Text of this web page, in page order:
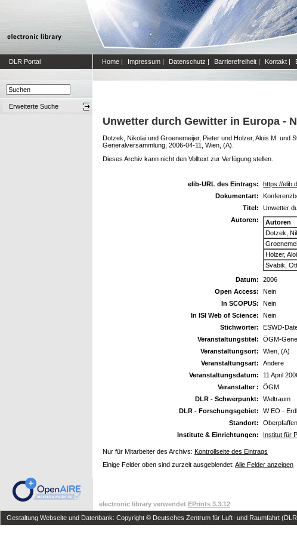
DLR Portal Home | Impressum | Datenschutz | Barrierefreiheit | Kontakt |
Erweiterte Suche
Unwetter durch Gewitter in Europa -
Dotzek, Nikolai und Groenemeijer, Pieter und Holzer, Alois M. und
Generalversammlung, 2006-04-11, Wien, (A).
Dieses Archiv kann nicht den Volltext zur Verfügung stellen.
elib-URL des Eintrags:
https://
Dokumentart:
Titel:
Unwetter
Autoren:
Autoren
Dotzek,
Holzer,
Svabik,
Datum:
2006
Open Access:
Nein
In SCOPUS:
Nein
In ISI Web of Science:
Nein
Stichwörter:
ESWD-
Veranstaltungstitel:
ÖGM-
Veranstaltungsort:
Wien, (A)
Veranstaltungsart:
Andere
Veranstaltungsdatum:
11 April
Veranstalter :
ÖGM
DLR - Schwerpunkt:
Weltraum
DLR - Forschungsgebiet:
W EO -
Standort:
Institute & Einrichtungen:
Institut für
Nur für Mitarbeiter des Archivs: Kontrollseite des Eintrags
Einige Felder oben sind zurzeit ausgeblendet: Alle Felder anzeigen
electronic library verwendet EPrints 3.3.12
Gestaltung Webseite und Datenbank: Copyright © Deutsches Zentrum für Luft- und Raumfahrt